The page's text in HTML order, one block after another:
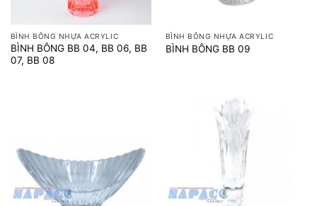
BÌNH BÔNG NHỰA ACRYLIC
BÌNH BÔNG BB 04, BB 06, BB
07, BB 08
BÌNH BÔNG NHỰA ACRYLIC
BÌNH BÔNG BB 09